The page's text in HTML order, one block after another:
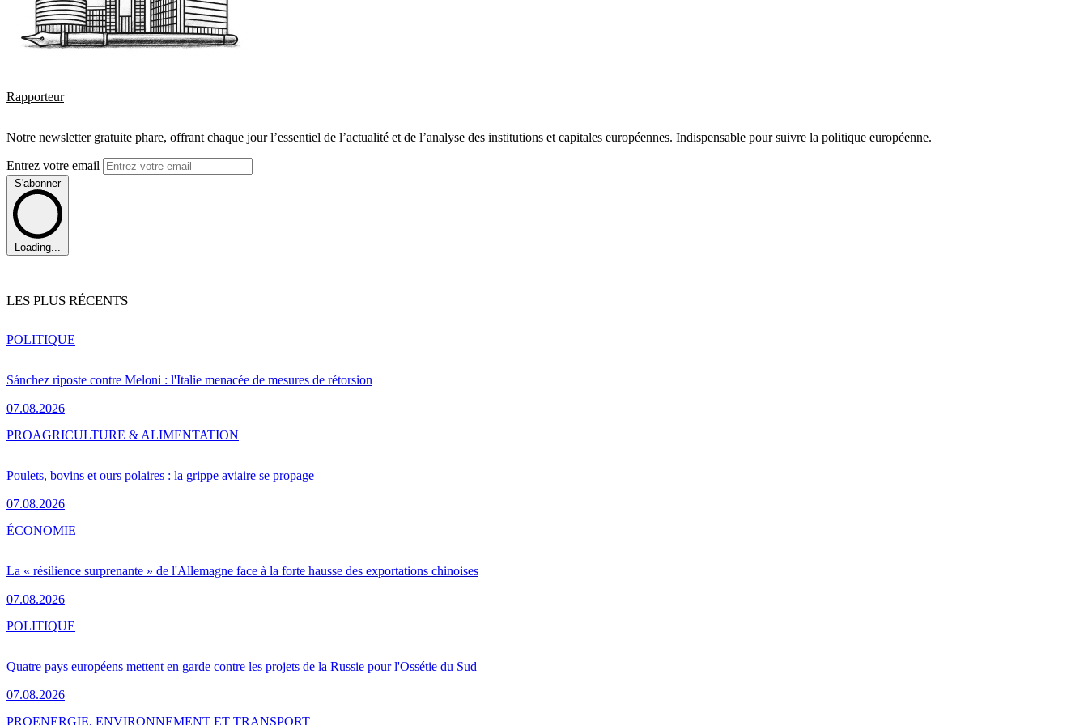
Rapporteur
Notre newsletter gratuite phare, offrant chaque jour l’essentiel de l’actualité et de l’analyse des institutions et capitales européennes. Indispensable pour suivre la politique européenne.
Entrez votre email
S'abonner
Loading...
LES PLUS RÉCENTS
Sánchez riposte contre Meloni : l'Italie menacée de mesures de rétorsion
07.08.2026
POLITIQUE
Poulets, bovins et ours polaires : la grippe aviaire se propage
07.08.2026
PROAGRICULTURE & ALIMENTATION
La « résilience surprenante » de l'Allemagne face à la forte hausse des exportations chinoises
07.08.2026
ÉCONOMIE
Quatre pays européens mettent en garde contre les projets de la Russie pour l'Ossétie du Sud
07.08.2026
POLITIQUE
PROENERGIE, ENVIRONNEMENT ET TRANSPORT